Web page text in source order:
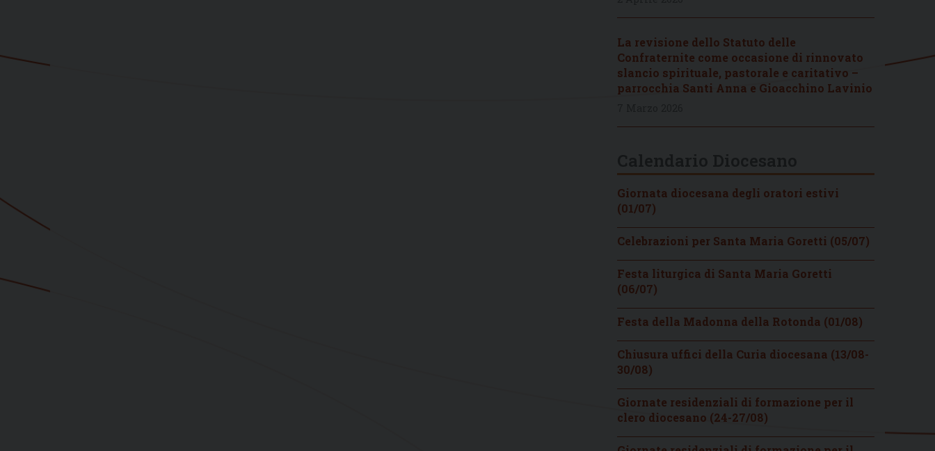
La revisione dello Statuto delle
Confraternite come occasione di rinnovato
slancio spirituale, pastorale e caritativo –
parrocchia Santi Anna e Gioacchino Lavinio
Giornata diocesana degli oratori estivi
(01/07)
Celebrazioni per Santa Maria Goretti (05/07)
Festa liturgica di Santa Maria Goretti
(06/07)
Festa della Madonna della Rotonda (01/08)
Chiusura uffici della Curia diocesana (13/08-
30/08)
Giornate residenziali di formazione per il
clero diocesano (24-27/08)